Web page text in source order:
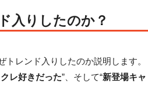
入りしたのか？
レンド入りしたのか説明します。
レ好きだった”、そして“新登場キャ